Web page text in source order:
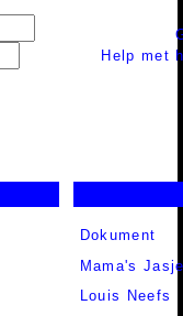
Help met
Dokument
Mama's
Louis Neefs